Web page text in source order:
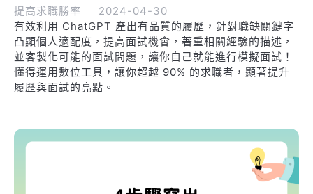
提高求職勝率
2024-04-30
有效利用 ChatGPT 產出有品質的履歷，針對職缺關鍵字
凸顯個人適配度，提高面試機會，著重相關經驗的描述，
並客製化可能的面試問題，讓你自己就能進行模擬面試！
懂得運用數位工具，讓你超越 90% 的求職者，顯著提升
履歷與面試的亮點。